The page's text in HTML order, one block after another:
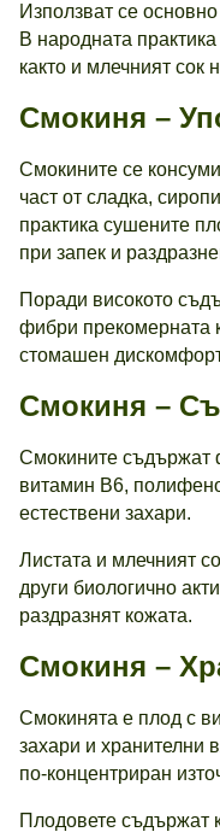
Използват се
В народната
както и млечният сок
Смокиня –
Смокините се
част от сладка,
практика сушените
при запек и
Поради високото
фибри прекомерната
стомашен
Смокиня –
Смокините съдържат
витамин B6,
естествени захари.
Листата и млечният
други биологично
раздразнят кожата.
Смокиня –
Смокинята е плод с
захари и хранителни
по-концентриран
Плодовете съдържат